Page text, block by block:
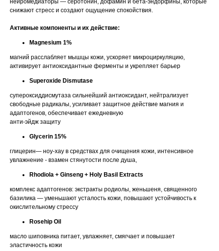
нейромедиаторы — серотонин, дофамин и бета-эндорфины, которые
снижают стресс и создают ощущение спокойствия.
Активные компоненты и их действие:
Magnesium 1%
магний расслабляет мышцы кожи, ускоряет микроциркуляцию,
активирует антиоксидантные ферменты и укрепляет барьер
Superoxide Dismutase
супероксиддисмутаза сильнейший антиоксидант, нейтрализует
свободные радикалы, усиливает защитное действие магния и
адаптогенов, обеспечивает ежедневную
анти-эйдж защиту
Glycerin 15%
глицерин— ноу-хау в средствах для очищения кожи, интенсивное
увлажнение - взамен стянутости после душа,
Rhodiola + Ginseng + Holy Basil Extracts
комплекс адаптогенов: экстракты родиолы, женьшеня, священного
базилика — уменьшают усталость кожи, повышают устойчивость к
окислительному стрессу
Rosehip Oil
масло шиповника питает, увлажняет, смягчает и повышает
эластичность кожи